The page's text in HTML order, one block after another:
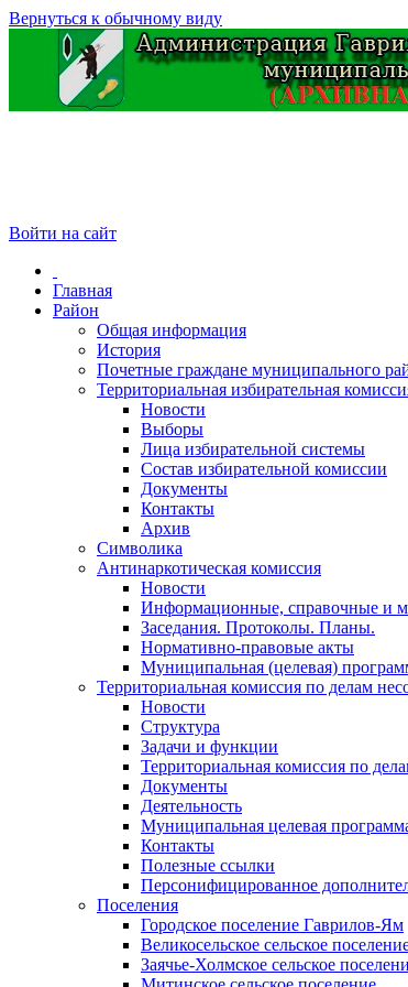
Вернуться к обычному виду
Войти на сайт
Главная
Район
Общая информация
История
Почетные граждане муниципального
Территориальная избирательная
Новости
Выборы
Лица избирательной системы
Состав избирательной комиссии
Документы
Контакты
Архив
Символика
Антинаркотическая комиссия
Новости
Информационные, справочные и
Заседания. Протоколы. Планы.
Нормативно-правовые акты
Муниципальная (целевая)
Территориальная комиссия по делам
Новости
Структура
Задачи и функции
Территориальная комиссия по
Документы
Деятельность
Муниципальная целевая
Контакты
Полезные ссылки
Персонифицированное
Поселения
Городское поселение Гаврилов-Ям
Великосельское сельское
Заячье-Холмское сельское